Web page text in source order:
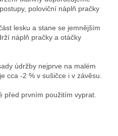
poloviční náplň pračky
400 otáček.
lesku a stane se jemnějším
náplň pračky a otáčky
údržby nejprve na malém
cca -2 % v sušičce i v závěsu.
před prvním použitím vyprat.